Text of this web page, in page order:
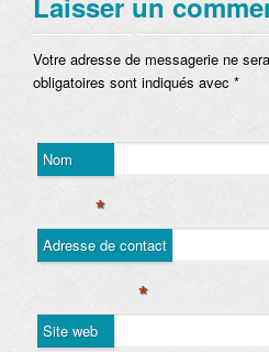
Votre adresse de messagerie ne
obligatoires sont indiqués avec *
Nom
*
Adresse de contact
*
Site web